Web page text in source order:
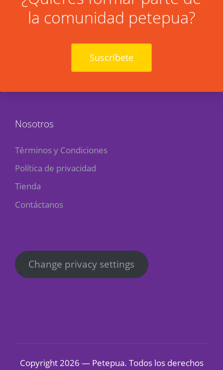
la comunidad petepua?
Suscríbete
Nosotros
Términos y Condiciones
Política de privacidad
Tienda
Contáctanos
Change privacy settings
Copyright 2026 — Petepua. Todos los derechos